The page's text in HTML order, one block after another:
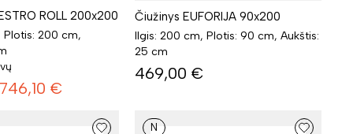
ROLL 200x200
Plotis: 200 cm,
746,10 €
Čiužinys EUFORIJA 90x200
Ilgis: 200 cm, Plotis: 90 cm, Aukštis:
25 cm
469,00 €
N